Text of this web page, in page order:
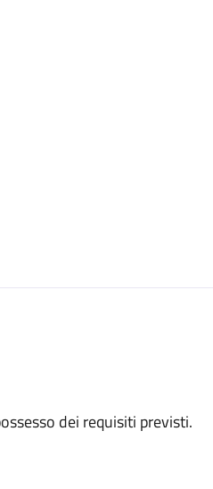
dei requisiti previsti.